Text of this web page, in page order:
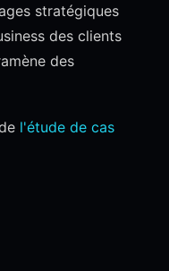
stratégiques
des clients
des
l'étude de cas